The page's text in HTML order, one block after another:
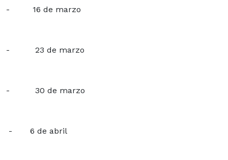
- 16 de marzo
- 23 de marzo
- 30 de marzo
- 6 de abril